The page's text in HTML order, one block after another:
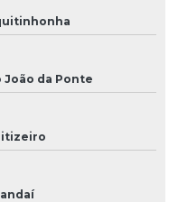
João da Ponte